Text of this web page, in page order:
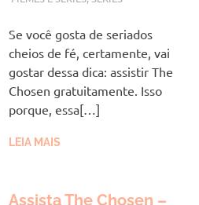
Se você gosta de seriados
cheios de fé, certamente, vai
gostar dessa dica: assistir The
Chosen gratuitamente. Isso
porque, essa[…]
LEIA MAIS
Assista The Chosen –